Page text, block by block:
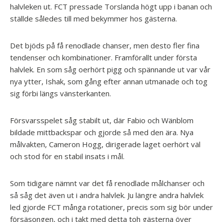
halvleken ut. FCT pressade Torslanda högt upp i banan och
ställde således till med bekymmer hos gästerna.
Det bjöds på få renodlade chanser, men desto fler fina
tendenser och kombinationer. Framförallt under första
halvlek. En som såg oerhört pigg och spännande ut var vår
nya ytter, Ishak, som gång efter annan utmanade och tog
sig förbi längs vänsterkanten.
Försvarsspelet såg stabilt ut, där Fabio och Wänblom
bildade mittbackspar och gjorde så med den ära. Nya
målvakten, Cameron Hogg, dirigerade laget oerhört väl
och stod för en stabil insats i mål.
Som tidigare nämnt var det få renodlade målchanser och
så såg det även ut i andra halvlek. Ju längre andra halvlek
led gjorde FCT många rotationer, precis som sig bör under
försäsongen, och i takt med detta toh gästerna över